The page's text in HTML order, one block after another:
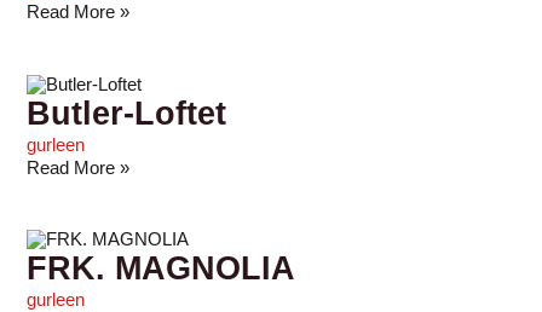
Read More »
Butler-Loftet
gurleen
Read More »
FRK. MAGNOLIA
gurleen